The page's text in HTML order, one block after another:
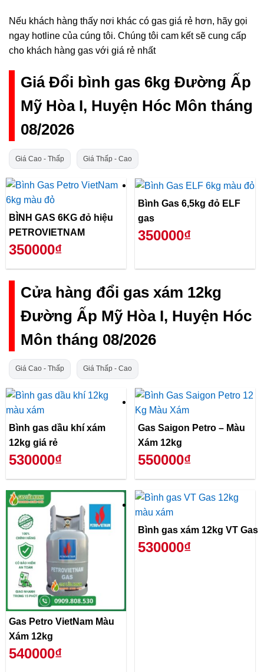
Nếu khách hàng thấy nơi khác có gas giá rẻ hơn, hãy gọi
ngay hotline của cúng tôi. Chúng tôi cam kết sẽ cung cấp
cho khách hàng gas với giá rẻ nhất
Giá Đổi bình gas 6kg Đường Ấp
Mỹ Hòa I, Huyện Hóc Môn tháng
08/2026
Giá Cao - Thấp Giá Thấp - Cao
BÌNH GAS 6KG đỏ hiệu
PETROVIETNAM
350000₫
Bình Gas 6,5kg đỏ ELF
gas
350000₫
Cửa hàng đổi gas xám 12kg
Đường Ấp Mỹ Hòa I, Huyện Hóc
Môn tháng 08/2026
Giá Cao - Thấp Giá Thấp - Cao
Bình gas dầu khí xám
12kg giá rẻ
530000₫
Gas Saigon Petro – Màu
Xám 12kg
550000₫
Gas Petro VietNam Màu
Xám 12kg
540000₫
Bình gas xám 12kg VT Gas
530000₫